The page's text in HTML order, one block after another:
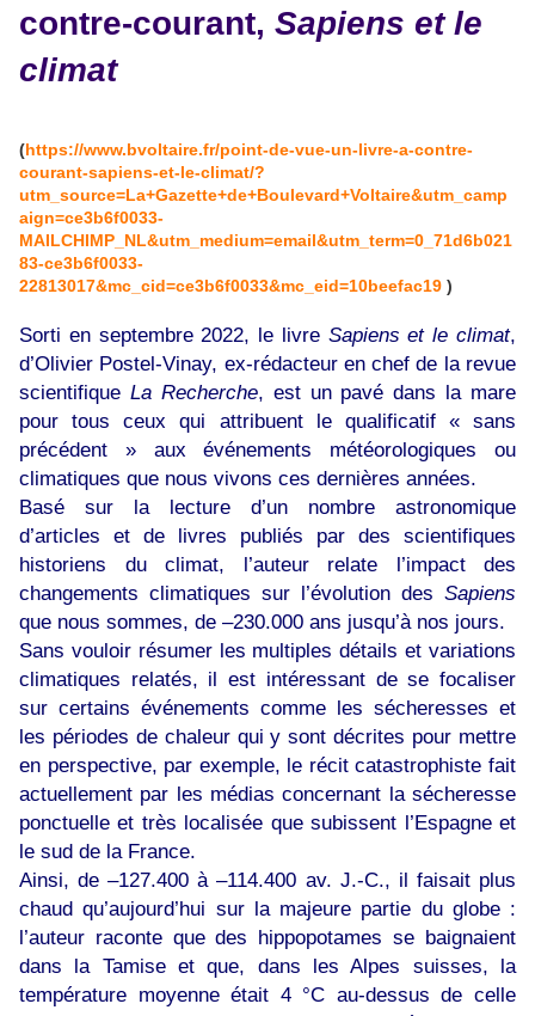
contre-courant, Sapiens et le
climat
(https://www.bvoltaire.fr/point-de-vue-un-livre-a-contre-
courant-sapiens-et-le-climat/?
utm_source=La+Gazette+de+Boulevard+Voltaire&utm_camp
aign=ce3b6f0033-
MAILCHIMP_NL&utm_medium=email&utm_term=0_71d6b021
83-ce3b6f0033-
22813017&mc_cid=ce3b6f0033&mc_eid=10beefac19 )
Sorti en septembre 2022, le livre Sapiens et le climat,
d’Olivier Postel-Vinay, ex-rédacteur en chef de la revue
scientifique La Recherche, est un pavé dans la mare
pour tous ceux qui attribuent le qualificatif « sans
précédent » aux événements météorologiques ou
climatiques que nous vivons ces dernières années.
Basé sur la lecture d’un nombre astronomique
d’articles et de livres publiés par des scientifiques
historiens du climat, l’auteur relate l’impact des
changements climatiques sur l’évolution des Sapiens
que nous sommes, de –230.000 ans jusqu’à nos jours.
Sans vouloir résumer les multiples détails et variations
climatiques relatés, il est intéressant de se focaliser
sur certains événements comme les sécheresses et
les périodes de chaleur qui y sont décrites pour mettre
en perspective, par exemple, le récit catastrophiste fait
actuellement par les médias concernant la sécheresse
ponctuelle et très localisée que subissent l’Espagne et
le sud de la France.
Ainsi, de –127.400 à –114.400 av. J.-C., il faisait plus
chaud qu’aujourd’hui sur la majeure partie du globe :
l’auteur raconte que des hippopotames se baignaient
dans la Tamise et que, dans les Alpes suisses, la
température moyenne était 4 °C au-dessus de celle